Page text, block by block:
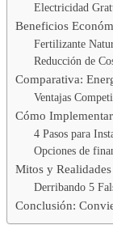
Electricidad
Beneficios
Fertilizante
Reducción de
Comparativa:
Ventajas
Cómo
4 Pasos para
Opciones de
Mitos y
Derribando 5
Conclusión: